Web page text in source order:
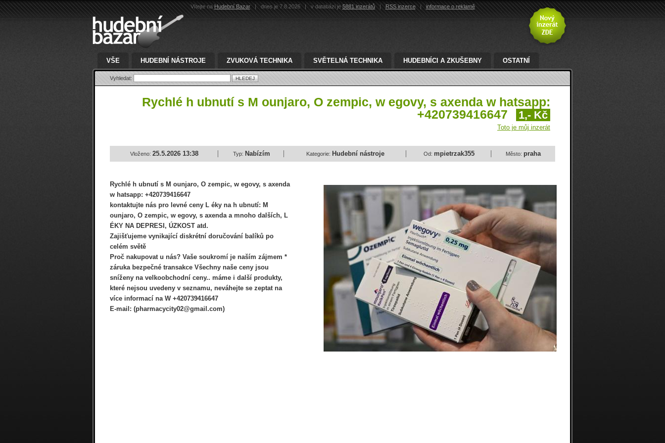
Vítejte naHudební Bazar | dnes je 7.8.2026 | v databázi je5881 inzerátů | RSS inzerce | informace o reklamě
VŠE HUDEBNÍ NÁSTROJE ZVUKOVÁ TECHNIKA SVĚTELNÁ TECHNIKA HUDEBNÍCI A ZKUŠEBNY OSTATNÍ
Vyhledat:
Rychlé h ubnutí s M ounjaro, O zempic, w egovy, s axenda w hatsapp:
+420739416647
1,- Kč
Toto je můj inzerát
Vloženo: 25.5.2026 13:38 Typ: Nabízím Kategorie: Hudební nástroje Od: mpietrzak355 Město: praha
Rychlé h ubnutí s M ounjaro, O zempic, w egovy, s axenda
w hatsapp: +420739416647
kontaktujte nás pro levné ceny L éky na h ubnutí: M
ounjaro, O zempic, w egovy, s axenda a mnoho dalších, L
ÉKY NA DEPRESI, ÚZKOST atd.
Zajišťujeme vynikající diskrétní doručování balíků po
celém světě
Proč nakupovat u nás? Vaše soukromí je naším zájmem *
záruka bezpečné transakce Všechny naše ceny jsou
sníženy na velkoobchodní ceny.. máme i další produkty,
které nejsou uvedeny v seznamu, neváhejte se zeptat na
více informací na W +420739416647
E-mail: (pharmacycity02@gmail.com)